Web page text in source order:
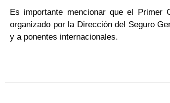
Es importante mencionar que el Primer
organizado por la Dirección del Seguro
y a ponentes internacionales.